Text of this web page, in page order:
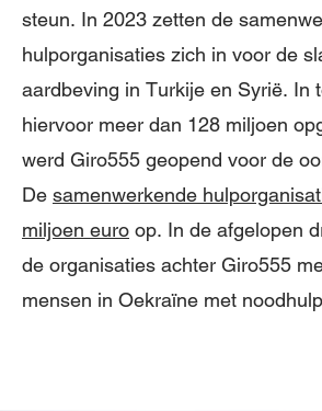
steun. In 2023 zetten de
hulporganisaties zich in voor de
aardbeving in Turkije en Syrië. In
hiervoor meer dan 128 miljoen
werd Giro555 geopend voor de
De samenwerkende
miljoen euro op. In de afgelopen
de organisaties achter Giro555
mensen in Oekraïne met